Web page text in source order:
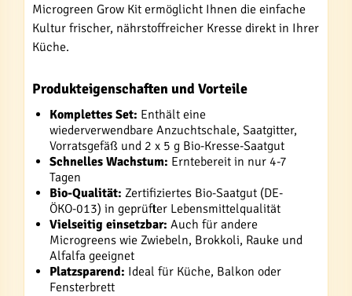
Microgreen Grow Kit ermöglicht Ihnen die einfache
Kultur frischer, nährstoffreicher Kresse direkt in Ihrer
Küche.
Produkteigenschaften und Vorteile
Komplettes Set: Enthält eine
wiederverwendbare Anzuchtschale, Saatgitter,
Vorratsgefäß und 2 x 5 g Bio-Kresse-Saatgut
Schnelles Wachstum: Erntebereit in nur 4-7
Tagen
Bio-Qualität: Zertifiziertes Bio-Saatgut (DE-
ÖKO-013) in geprüfter Lebensmittelqualität
Vielseitig einsetzbar: Auch für andere
Microgreens wie Zwiebeln, Brokkoli, Rauke und
Alfalfa geeignet
Platzsparend: Ideal für Küche, Balkon oder
Fensterbrett